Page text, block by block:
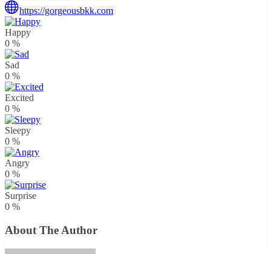
https://gorgeousbkk.com
Happy
0 %
Sad
0 %
Excited
0 %
Sleepy
0 %
Angry
0 %
Surprise
0 %
About The Author